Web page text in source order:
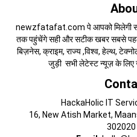
newzfatafat.com पे आपको मिलेगी
तक पहुंचेंगे सही और सटीक खबर सबसे
बिज़नेस, क्राइम, राज्य ,विश्व, हेल्थ,
जुड़ी सभी लेटेस्ट न्यूज़ के
HackaHolic IT
16, New Atish Market,
302020